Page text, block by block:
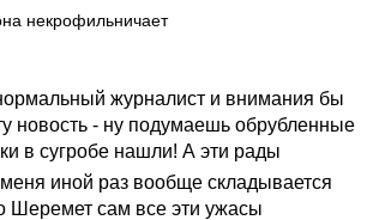
некрофильничает
журналист и внимания бы
новость - ну подумаешь обрубленные
в сугробе нашли! А эти рады
иной раз вообще складывается
Шеремет сам все эти ужасы